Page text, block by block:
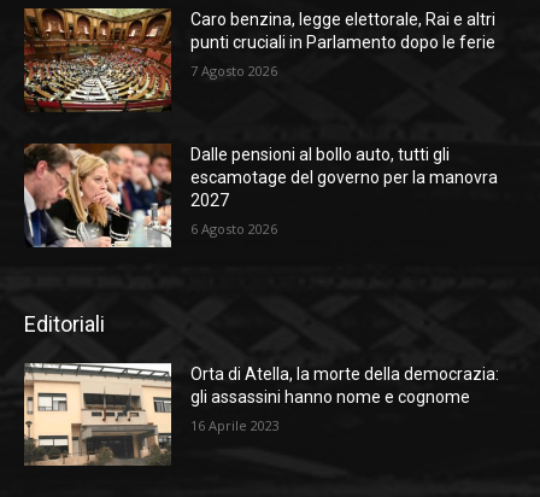
Caro benzina, legge elettorale, Rai e altri
punti cruciali in Parlamento dopo le ferie
7 Agosto 2026
Dalle pensioni al bollo auto, tutti gli
escamotage del governo per la manovra
2027
6 Agosto 2026
Editoriali
Orta di Atella, la morte della democrazia:
gli assassini hanno nome e cognome
16 Aprile 2023